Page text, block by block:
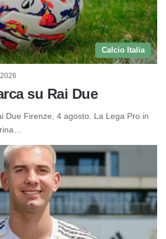
Calcio Italia
su Rai Due
Due Firenze, 4 agosto. La Lega Pro in